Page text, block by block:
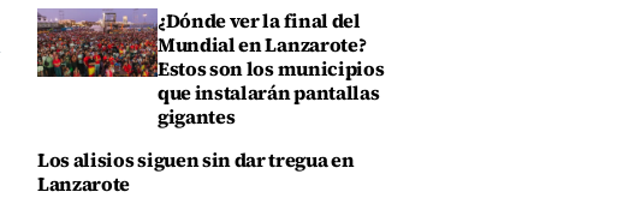
¿Dónde ver la final del
Mundial en Lanzarote?
Estos son los municipios
que instalarán pantallas
gigantes
Los alisios siguen sin dar tregua en
Lanzarote